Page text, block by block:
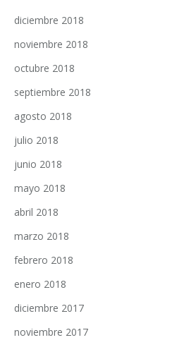
diciembre 2018
noviembre 2018
octubre 2018
septiembre 2018
agosto 2018
julio 2018
junio 2018
mayo 2018
abril 2018
marzo 2018
febrero 2018
enero 2018
diciembre 2017
noviembre 2017